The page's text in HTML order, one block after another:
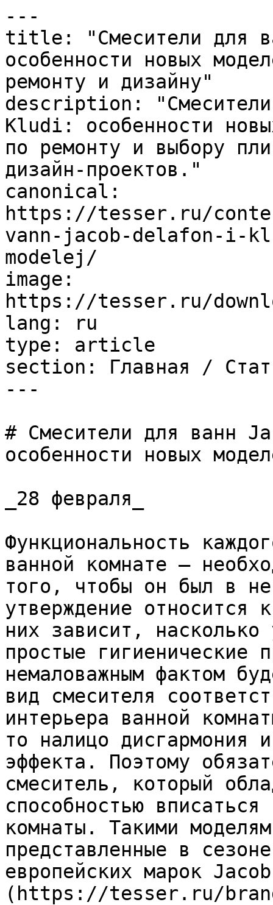
---
title: "Смесители для
особенности новых
ремонту и дизайну"
description:
Kludi: особенности
по ремонту и выбору
дизайн-проектов."
canonical:
https://tesser.ru/
vann-jacob-delafon-i-
modelej/
image:
https://tesser.ru/
lang: ru
type: article
section: Главная /
---
# Смесители для ванн
особенности новых
_28 февраля_
Функциональность
ванной комнате –
того, чтобы он был в
утверждение относится
них зависит, насколько
простые
немаловажным фактом
вид смесителя
интерьера ванной
то налицо дисгармония
эффекта. Поэтому
смеситель, который
способностью
комнаты. Такими
представленные в
европейских марок
(https://tesser.ru/